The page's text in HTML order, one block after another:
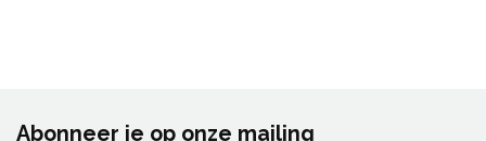
Abonneer je op onze mailing